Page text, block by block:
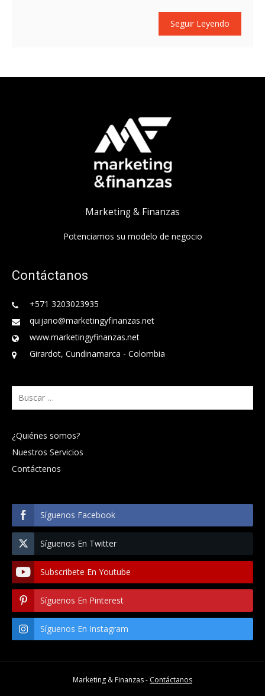
Seguir Leyendo
Marketing & Finanzas
Potenciamos su modelo de negocio
Contáctanos
+571 3203023935
quijano@marketingyfinanzas.net
www.marketingyfinanzas.net
Girardot, Cundinamarca - Colombia
Buscar:
¿Quiénes somos?
Nuestros Servicios
Contáctenos
Síguenos Facebook
Síguenos En Twitter
Subscribete En Youtube
Síguenos En Pinterest
Síguenos En Instagram
Marketing & Finanzas - Contáctanos